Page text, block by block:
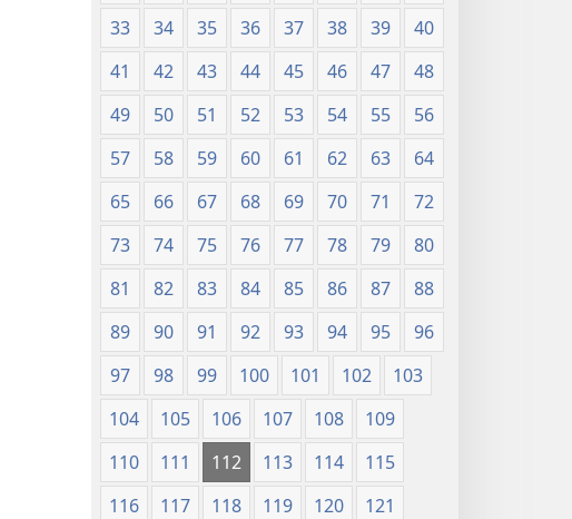
33
34 35 36 37 38 39
40
41
42 43 44 45 46 47
48
49
50 51 52 53 54 55
56
57
58 59 60 61 62 63
64
65
66 67 68 69 70 71
72
73
74 75 76 77 78 79
80
81
82 83 84 85 86 87
88
89
90 91 92 93 94 95
96
97
98 99 100 101 102
103
104
105 106 107 108
109
110
111 112 113 114
115
116
117 118 119 120
121